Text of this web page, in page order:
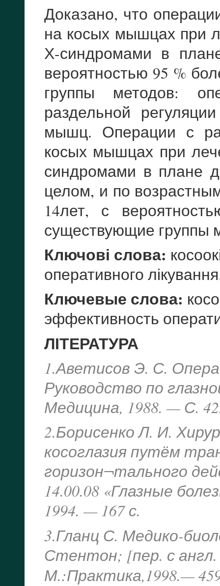
Доказано, что
на косых мышцах при
Х-синдромами в
вероятностью 95 %
группы методов:
раздельной
мышц. Операции с
косых мышцах при
синдромами в плане
целом, и по
14лет, с
существующие группы
Ключові слова:
оперативного
Ключевые слова:
эффективность
ЛІТЕРАТУРА
1.Аветисов Э. С.
Руководство по
Медицина, 1988. — С.
2.Борисенко Л. И.
косоглазия путём
горизон¬тального
14.00.08 «Глазные
1994. — 167 с.
3.Гланц С. Медико-
Стентон; [пер. с
М.:Практика,1998.—